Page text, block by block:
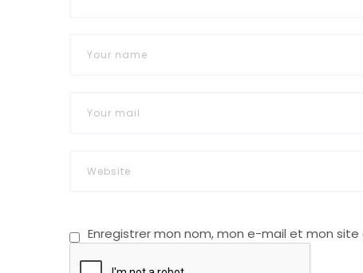
Enregistrer mon nom, mon e-mail et mon